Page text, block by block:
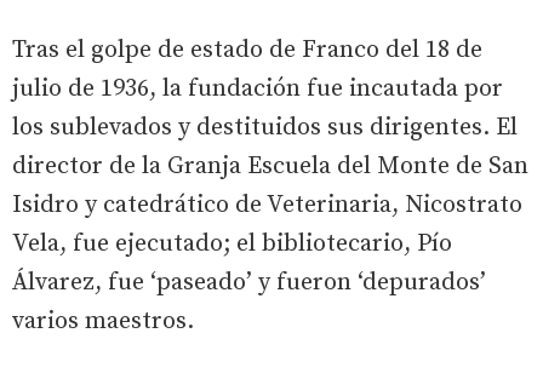
Tras el golpe de estado de Franco del 18 de
julio de 1936, la fundación fue incautada por
los sublevados y destituidos sus dirigentes. El
director de la Granja Escuela del Monte de San
Isidro y catedrático de Veterinaria, Nicostrato
Vela, fue ejecutado; el bibliotecario, Pío
Álvarez, fue ‘paseado’ y fueron ‘depurados’
varios maestros.